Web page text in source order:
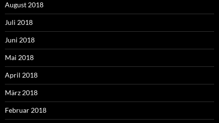
August 2018
Juli 2018
Juni 2018
Mai 2018
April 2018
März 2018
Februar 2018